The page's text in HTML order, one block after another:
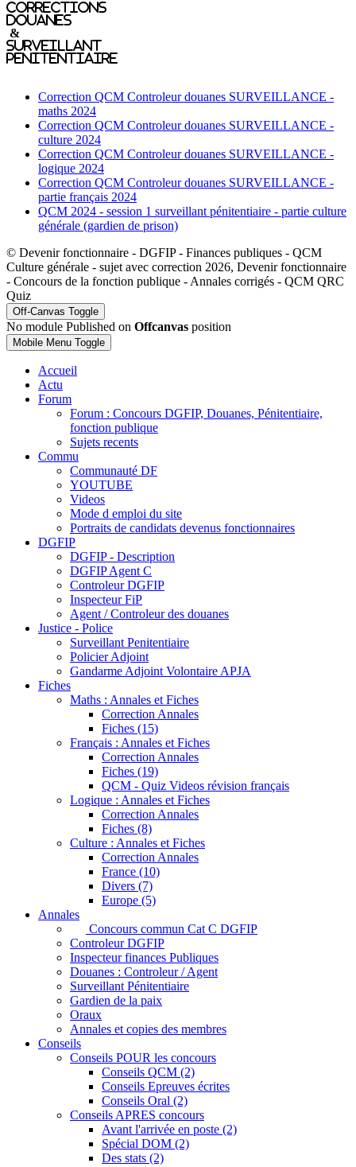
Corrections
Douanes
&
Surveillant
penitentiaire
Correction QCM Controleur douanes SURVEILLANCE -
maths 2024
Correction QCM Controleur douanes SURVEILLANCE -
culture 2024
Correction QCM Controleur douanes SURVEILLANCE -
logique 2024
Correction QCM Controleur douanes SURVEILLANCE -
partie français 2024
QCM 2024 - session 1 surveillant pénitentiaire - partie culture
générale (gardien de prison)
© Devenir fonctionnaire - DGFIP - Finances publiques - QCM
Culture générale - sujet avec correction 2026, Devenir fonctionnaire
- Concours de la fonction publique - Annales corrigés - QCM QRC
Quiz
Off-Canvas Toggle
No module Published on Offcanvas position
Mobile Menu Toggle
Accueil
Actu
Forum
Forum : Concours DGFIP, Douanes, Pénitentiaire,
fonction publique
Sujets recents
Commu
Communauté DF
YOUTUBE
Videos
Mode d emploi du site
Portraits de candidats devenus fonctionnaires
DGFIP
DGFIP - Description
DGFIP Agent C
Controleur DGFIP
Inspecteur FiP
Agent / Controleur des douanes
Justice - Police
Surveillant Penitentiaire
Policier Adjoint
Gandarme Adjoint Volontaire APJA
Fiches
Maths : Annales et Fiches
Correction Annales
Fiches (15)
Français : Annales et Fiches
Correction Annales
Fiches (19)
QCM - Quiz Videos révision français
Logique : Annales et Fiches
Correction Annales
Fiches (8)
Culture : Annales et Fiches
Correction Annales
France (10)
Divers (7)
Europe (5)
Annales
Concours commun Cat C DGFIP
Controleur DGFIP
Inspecteur finances Publiques
Douanes : Controleur / Agent
Surveillant Pénitentiaire
Gardien de la paix
Oraux
Annales et copies des membres
Conseils
Conseils POUR les concours
Conseils QCM (2)
Conseils Epreuves écrites
Conseils Oral (2)
Conseils APRES concours
Avant l'arrivée en poste (2)
Spécial DOM (2)
Des stats (2)